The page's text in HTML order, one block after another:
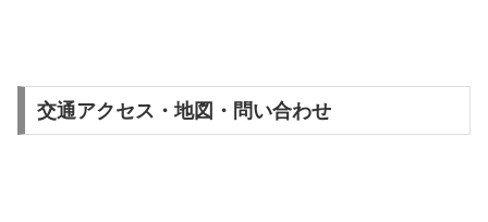
交通アクセス・地図・問い合わせ